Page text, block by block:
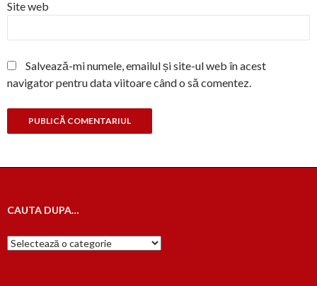
Site web
Salvează-mi numele, emailul și site-ul web în acest
navigator pentru data viitoare când o să comentez.
CAUTA DUPA…
Cauta
dupa…